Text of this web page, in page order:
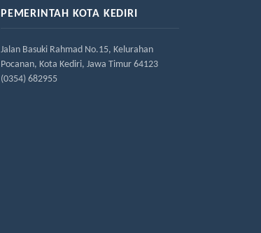
PEMERINTAH KOTA KEDIRI
Jalan Basuki Rahmad No.15, Kelurahan
Pocanan, Kota Kediri, Jawa Timur 64123
(0354) 682955